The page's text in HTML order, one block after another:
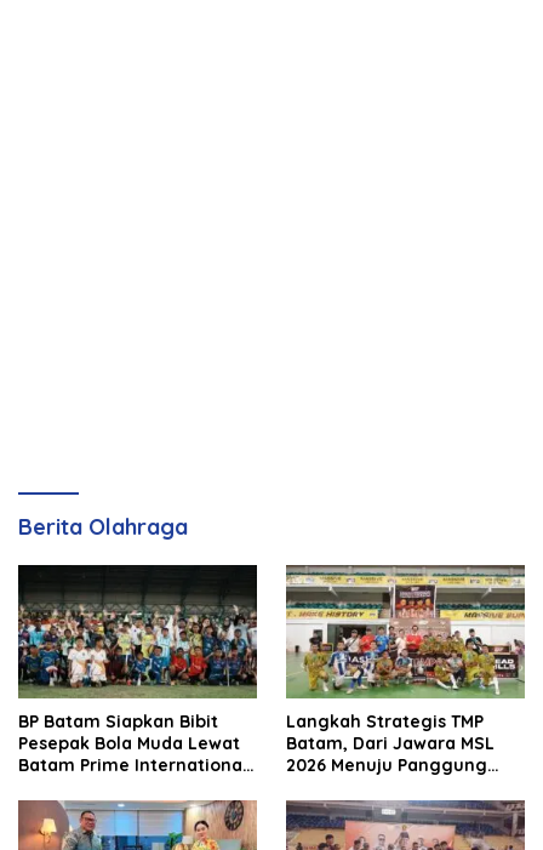
Berita Olahraga
BP Batam Siapkan Bibit
Pesepak Bola Muda Lewat
Batam Prime International
2026
Langkah Strategis TMP
Batam, Dari Jawara MSL
2026 Menuju Panggung